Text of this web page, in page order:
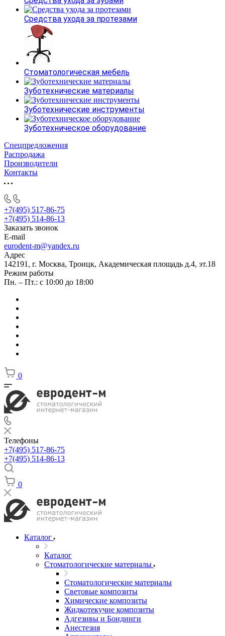
Средства ухода за протезами
Стоматологическая мебель
Зуботехнические материалы
Зуботехнические инструменты
Зуботехническое оборудование
Спецпредложения
Распродажа
Производители
Контакты
+7(495) 517-86-75
+7(495) 514-86-13
Заказать звонок
E-mail
eurodent-m@yandex.ru
Адрес
142191, г. Москва, Троицк, Академическая площадь д.4, эт.18
Режим работы
Пн. – Пт.: с 10:00 до 18:00
0
Телефоны
+7(495) 517-86-75
+7(495) 514-86-13
0
Каталог
Каталог
Стоматологические материалы
Стоматологические материалы
Световые композиты
Химические композиты
Жидкотекучие композиты
Адгезивы и Бондинги
Анестезия